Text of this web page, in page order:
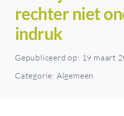
rechter niet
indruk
Gepubliceerd op: 19 maart
Categorie: Algemeen